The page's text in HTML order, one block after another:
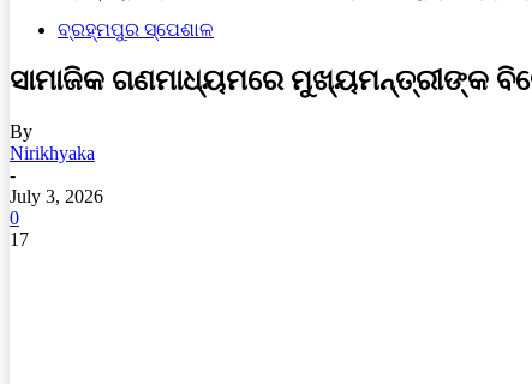
ବ୍ରହ୍ମପୁର ସ୍ପେଶାଳ
ସାମାଜିକ ଗଣମାଧ୍ୟମରେ ମୁଖ୍ୟମନ୍ତ୍ରୀଙ୍କ
By
Nirikhyaka
-
July 3, 2026
0
17